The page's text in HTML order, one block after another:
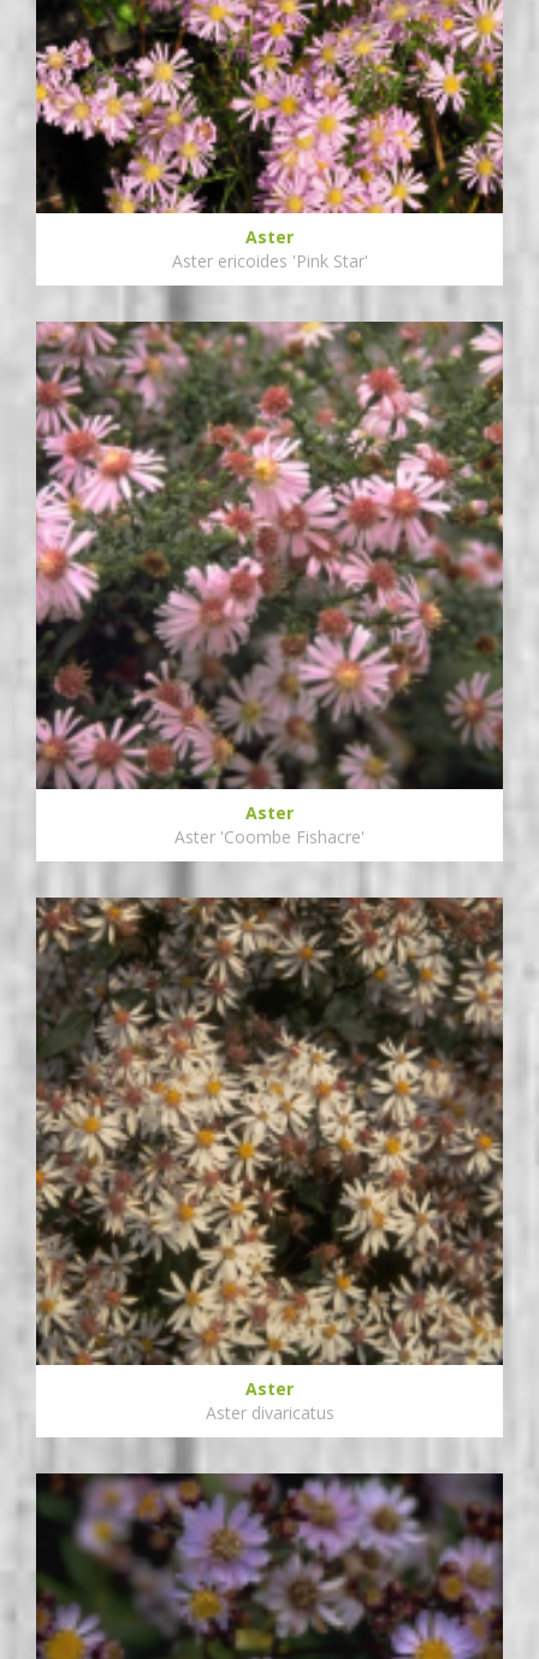
Aster
Aster ericoides 'Pink Star'
Aster
Aster 'Coombe Fishacre'
Aster
Aster divaricatus